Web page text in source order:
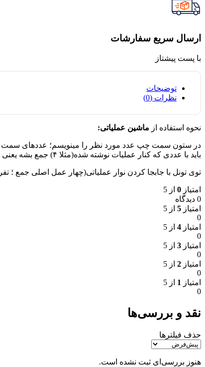
ارسال سریع سفارشات
با پست پیشتاز
توضیحات
نظرات (0)
نحوه استفاده از ماشین عملیاتی:
باید با عددی که کنار عملیات نوشته شده(مثلا ۴) جمع بشه یعنی ۴+۶ میشه ۱۰ و به عنوان جواب نوشته میشه.
توی تونل با جابجا کردن نوار عملیاتی(چهار عمل اصلی جمع ؛
امتیاز 0 از 5
0 دیدگاه
امتیاز 5 از 5
0
امتیاز 4 از 5
0
امتیاز 3 از 5
0
امتیاز 2 از 5
0
امتیاز 1 از 5
0
نقد و بررسی‌ها
حذف فیلترها
هنوز بررسی‌ای ثبت نشده است.